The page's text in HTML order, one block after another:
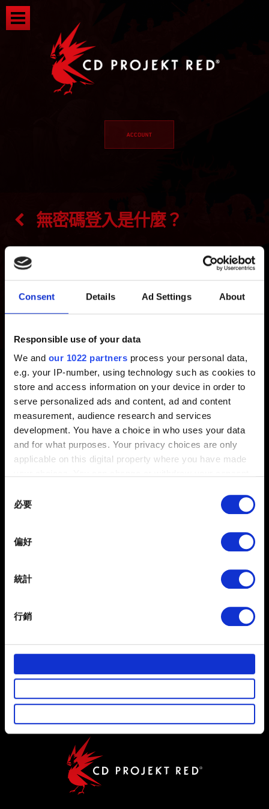
Consent Details Ad Settings About
Responsible use of your data
We and our 1022 partners process your personal data,
e.g. your IP-number, using technology such as cookies to
store and access information on your device in order to
serve personalized ads and content, ad and content
measurement, audience research and services
development. You have a choice in who uses your data
and for what purposes. Your privacy choices are only
applicable on this digital property where you have made
the Privacy trigger icon.
Collect information about your geographical
meters
Identify your device by actively scanning it for
Find out more about how your personal data is processed
了讓我們蒐集技術上或針對網站內容的回饋，讓您的使用
體驗更加順暢。像是透過社群網站了解您的喜好，並為您
推薦合適的內容，偶爾這些資訊也會提供我們的合作夥伴
參考。不過這些非強制性的 Cookies 一定會事先徵詢您的
下方的「設定」可以讓您調整偏好，並了解我們使用
Cookies 的詳細說明。
Selection
必要
偏好
統計
行銷
無密碼登入是什麼？
新增 2年前 更新 2年前
你的 CD PROJEKT RED Account 安全性與你的電子信箱
帳號或社群登入帳號直接相關。絕大多數的電子信箱服務
商與社群登入帳號均提供牢靠的安全性選項（例如：雙重
登入帳號，你的 CD PROJEKT RED Account 將完全享有
該服務商所提供的安全保護機制。所以，你不必再為自己
的 CD PROJEKT RED Account 建立一組新的雙重驗證。
如此安全、簡便的登入方式，不但可以減輕玩家的負擔，
更不必擔心駭客竊取密碼。
隱私權政策
COOKIE 政策